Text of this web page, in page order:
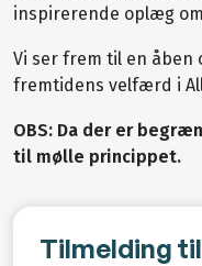
inspirerende oplæg
Vi ser frem til en åben
fremtidens velfærd i
OBS: Da der er
til mølle princippet.
Tilmelding